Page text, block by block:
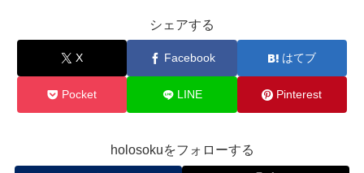
シェアする
X Facebook はてブ
Pocket LINE Pinterest
holosokuをフォローする